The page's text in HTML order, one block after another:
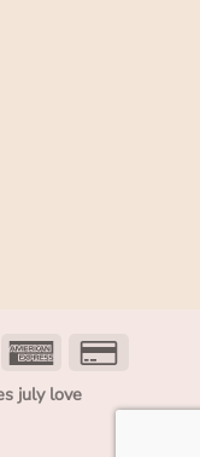
july love